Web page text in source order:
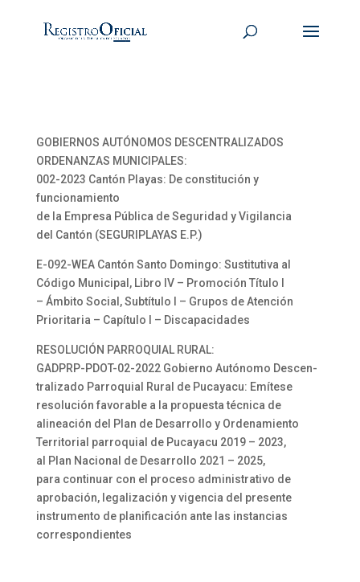
GOBIERNOS AUTÓNOMOS DESCENTRALIZADOS
ORDENANZAS MUNICIPALES:
002-2023 Cantón Playas: De constitución y
funcionamiento
de la Empresa Pública de Seguridad y Vigilancia
del Cantón (SEGURIPLAYAS E.P.)
E-092-WEA Cantón Santo Domingo: Sustitutiva al
Código Municipal, Libro IV – Promoción Título I
– Ámbito Social, Subtítulo I – Grupos de Atención
Prioritaria – Capítulo I – Discapacidades
RESOLUCIÓN PARROQUIAL RURAL:
GADPRP-PDOT-02-2022 Gobierno Autónomo Descen-
tralizado Parroquial Rural de Pucayacu: Emítese
resolución favorable a la propuesta técnica de
alineación del Plan de Desarrollo y Ordenamiento
Territorial parroquial de Pucayacu 2019 – 2023,
al Plan Nacional de Desarrollo 2021 – 2025,
para continuar con el proceso administrativo de
aprobación, legalización y vigencia del presente
instrumento de planificación ante las instancias
correspondientes